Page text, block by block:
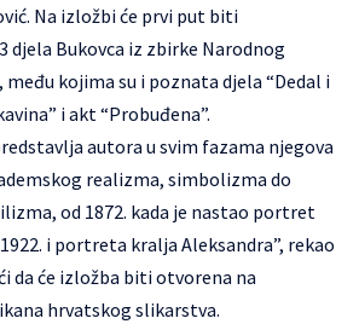
Na izložbi će prvi put biti
djela Bukovca iz zbirke Narodnog
među kojima su i poznata djela “Dedal i
i akt “Probuđena”.
autora u svim fazama njegova
realizma, simbolizma do
od 1872. kada je nastao portret
i portreta kralja Aleksandra”, rekao
da će izložba biti otvorena na
hrvatskog slikarstva.